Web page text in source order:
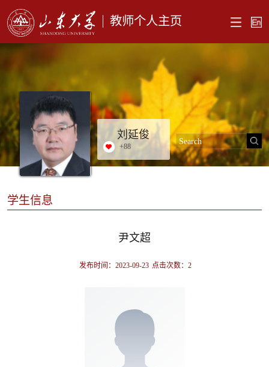
教师个人主页
刘延俊
+88
学生信息
尹文超
发布时间：2023-09-23 点击次数： 2